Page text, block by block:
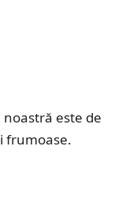
este de
frumoase.